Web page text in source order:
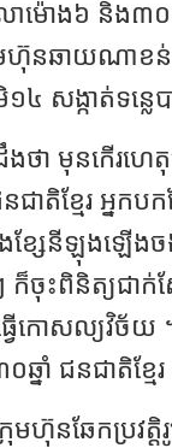
ម៉ោង៦ និង៣០
នឆាយណាខន់ស្
៤ សង្កាត់ទន្ល
ថា មុនកើរហេតុ
តិខ្មែរ អ្នកបក
ែនីឡុងឡើងចង
ក៏ចុះពិនិត្យជា
ើកោសល្យវិច័យ
ាំ ជនជាតិខ្មែ
រុមហ៊ុនឆែកប្រវ